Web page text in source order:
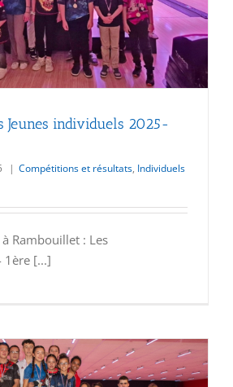
Jeunes individuels 2025-
| Compétitions et résultats, Individuels
à Rambouillet : Les
1ère [...]